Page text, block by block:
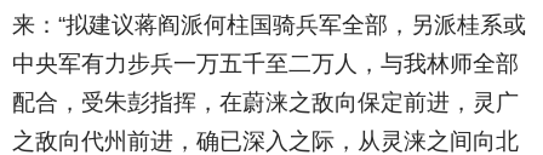
来：“拟建议蒋阎派何柱国骑兵军全部，另派桂系或
中央军有力步兵一万五千至二万人，与我林师全部
配合，受朱彭指挥，在蔚涞之敌向保定前进，灵广
之敌向代州前进，确已深入之际，从灵涞之间向北